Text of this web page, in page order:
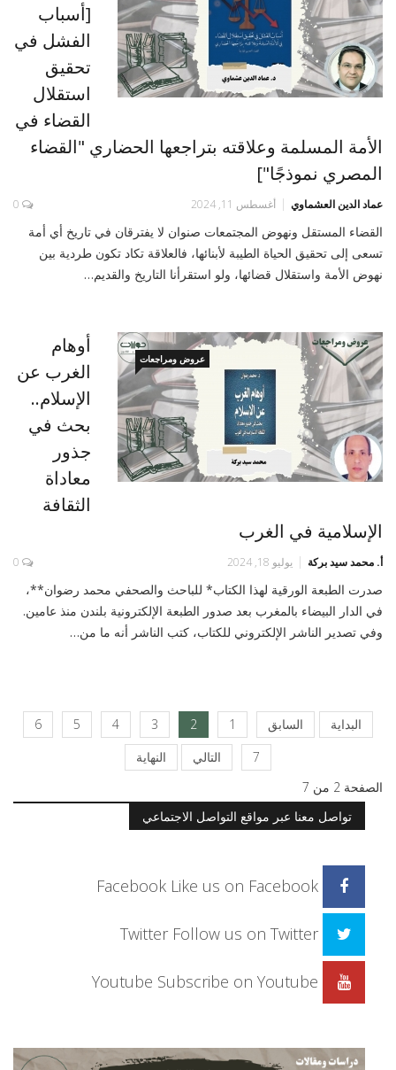
[أسباب
الفشل في
تحقيق
استقلال
القضاء في
الأمة المسلمة وعلاقته بتراجعها الحضاري "القضاء
المصري نموذجًا"]
عماد الدين العشماوي أغسطس 11, 2024 0
القضاء المستقل ونهوض المجتمعات صنوان لا يفترقان في تاريخ أي أمة
تسعى إلى تحقيق الحياة الطيبة لأبنائها، فالعلاقة تكاد تكون طردية بين
نهوض الأمة واستقلال قضائها، ولو استقرأنا التاريخ والقديم…
عروض ومراجعات
أوهام
الغرب عن
الإسلام..
بحث في
جذور
معاداة
الثقافة
الإسلامية في الغرب
أ. محمد سيد بركة يوليو 18, 2024 0
صدرت الطبعة الورقية لهذا الكتاب* للباحث والصحفي محمد رضوان**،
في الدار البيضاء بالمغرب بعد صدور الطبعة الإلكترونية بلندن منذ عامين.
وفي تصدير الناشر الإلكتروني للكتاب، كتب الناشر أنه ما من…
البداية السابق 1
2
3
4
5
6
7
التالي
النهاية
الصفحة 2 من 7
تواصل معنا عبر مواقع التواصل الاجتماعي
Facebook Like us on Facebook
Twitter Follow us on Twitter
Youtube Subscribe on Youtube